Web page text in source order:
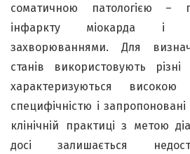
соматичною патологією –
інфаркту міокарда і з
захворюваннями. Для
станів використовують
характеризуються високою
специфічністю і
клінічній практиці з метою
досі залишається